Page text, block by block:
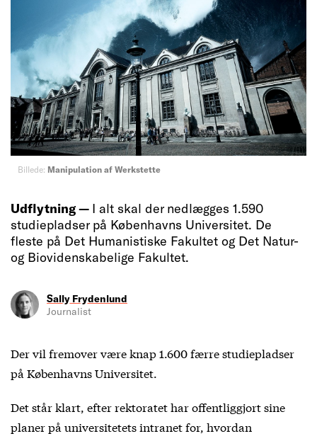
Billede: Manipulation af Werkstette
Udflytning — I alt skal der nedlægges 1.590
studiepladser på Københavns Universitet. De
fleste på Det Humanistiske Fakultet og Det Natur-
og Biovidenskabelige Fakultet.
Sally Frydenlund
Journalist
Der vil fremover være knap 1.600 færre studiepladser
på Københavns Universitet.
Det står klart, efter rektoratet har offentliggjort sine
planer på universitetets intranet for, hvordan